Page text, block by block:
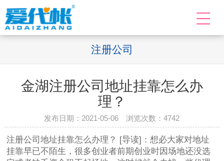
注册公司
金湖注册公司地址挂靠怎么办
理？
发布日期：2021-05-06 浏览次数：4742
注册公司地址挂靠怎么办理？ [导读]：想必大家对地址
挂靠早已不陌生，很多创业者前期创业时因场地还没选